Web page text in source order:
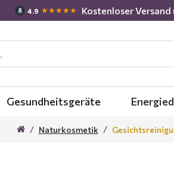
4.9 ★★★★★ Kostenloser
Gesundheitsgeräte
Naturkosmetik